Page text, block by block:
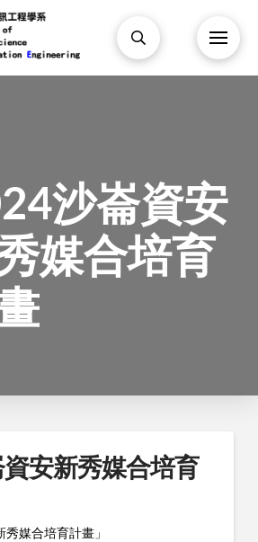
沙崙資安
媒合培育
安新秀媒合培育
秀媒合培育計畫」